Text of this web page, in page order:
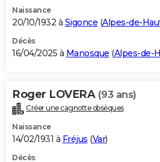
Naissance
20/10/1932 à Sigonce (Alpes-de-
Décès
16/04/2025 à Manosque (Alpes-de-
Roger LOVERA (93 ans)
Créer une cagnotte obsèques
Naissance
14/02/1931 à Fréjus (Var)
Décès